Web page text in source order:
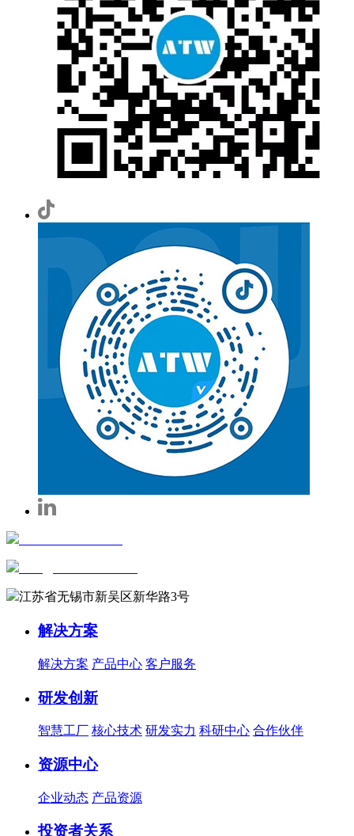
江苏省无锡市新吴区新华路3号
解决方案
解决方案 产品中心 客户服务
研发创新
智慧工厂 核心技术 研发实力 科研中心 合作伙伴
资源中心
企业动态 产品资源
投资者关系